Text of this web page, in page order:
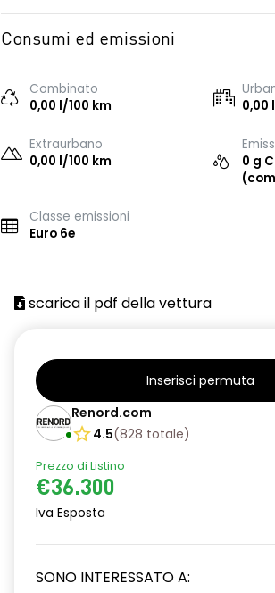
Consumi ed emissioni
Combinato
0,00 l/100 km
0,00
Extraurbano
0,00 l/100 km
0 g
Classe emissioni
Euro 6e
scarica il pdf della vettura
Inserisci permuta
Renord.com
4.5(828 totale)
Prezzo di Listino
€36.300
Iva Esposta
SONO INTERESSATO A: